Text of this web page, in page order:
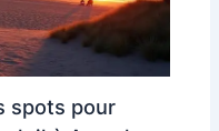
spots pour